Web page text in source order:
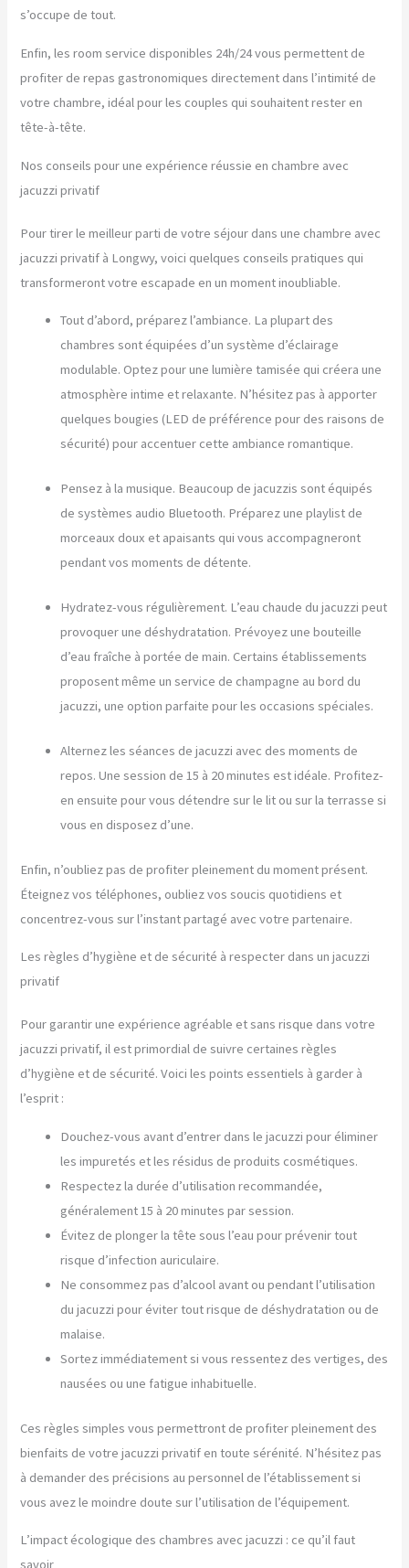
s’occupe de tout.
Enfin, les room service disponibles 24h/24 vous permettent de
profiter de repas gastronomiques directement dans l’intimité de
votre chambre, idéal pour les couples qui souhaitent rester en
tête-à-tête.
Nos conseils pour une expérience réussie en chambre avec
jacuzzi privatif
Pour tirer le meilleur parti de votre séjour dans une chambre avec
jacuzzi privatif à Longwy, voici quelques conseils pratiques qui
transformeront votre escapade en un moment inoubliable.
Tout d’abord, préparez l’ambiance. La plupart des
chambres sont équipées d’un système d’éclairage
modulable. Optez pour une lumière tamisée qui créera une
atmosphère intime et relaxante. N’hésitez pas à apporter
quelques bougies (LED de préférence pour des raisons de
sécurité) pour accentuer cette ambiance romantique.
Pensez à la musique. Beaucoup de jacuzzis sont équipés
de systèmes audio Bluetooth. Préparez une playlist de
morceaux doux et apaisants qui vous accompagneront
pendant vos moments de détente.
Hydratez-vous régulièrement. L’eau chaude du jacuzzi peut
provoquer une déshydratation. Prévoyez une bouteille
d’eau fraîche à portée de main. Certains établissements
proposent même un service de champagne au bord du
jacuzzi, une option parfaite pour les occasions spéciales.
Alternez les séances de jacuzzi avec des moments de
repos. Une session de 15 à 20 minutes est idéale. Profitez-
en ensuite pour vous détendre sur le lit ou sur la terrasse si
vous en disposez d’une.
Enfin, n’oubliez pas de profiter pleinement du moment présent.
Éteignez vos téléphones, oubliez vos soucis quotidiens et
concentrez-vous sur l’instant partagé avec votre partenaire.
Les règles d’hygiène et de sécurité à respecter dans un jacuzzi
privatif
Pour garantir une expérience agréable et sans risque dans votre
jacuzzi privatif, il est primordial de suivre certaines règles
d’hygiène et de sécurité. Voici les points essentiels à garder à
l’esprit :
Douchez-vous avant d’entrer dans le jacuzzi pour éliminer
les impuretés et les résidus de produits cosmétiques.
Respectez la durée d’utilisation recommandée,
généralement 15 à 20 minutes par session.
Évitez de plonger la tête sous l’eau pour prévenir tout
risque d’infection auriculaire.
Ne consommez pas d’alcool avant ou pendant l’utilisation
du jacuzzi pour éviter tout risque de déshydratation ou de
malaise.
Sortez immédiatement si vous ressentez des vertiges, des
nausées ou une fatigue inhabituelle.
Ces règles simples vous permettront de profiter pleinement des
bienfaits de votre jacuzzi privatif en toute sérénité. N’hésitez pas
à demander des précisions au personnel de l’établissement si
vous avez le moindre doute sur l’utilisation de l’équipement.
L’impact écologique des chambres avec jacuzzi : ce qu’il faut
savoir